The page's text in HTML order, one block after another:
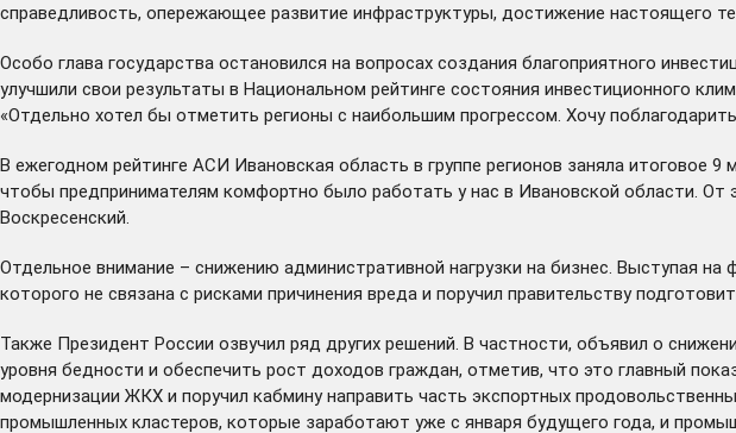
справедливость, опережающее развитие инфраструктуры, достижение настоящего
Особо глава государства остановился на вопросах создания благоприятного
улучшили свои результаты в Национальном рейтинге состояния инвестиционного
«Отдельно хотел бы отметить регионы с наибольшим прогрессом. Хочу
В ежегодном рейтинге АСИ Ивановская область в группе регионов заняла итоговое
чтобы предпринимателям комфортно было работать у нас в Ивановской области. От
Воскресенский.
Отдельное внимание – снижению административной нагрузки на бизнес. Выступая
которого не связана с рисками причинения вреда и поручил правительству
Также Президент России озвучил ряд других решений. В частности, объявил о
уровня бедности и обеспечить рост доходов граждан, отметив, что это главный
модернизации ЖКХ и поручил кабмину направить часть экспортных
промышленных кластеров, которые заработают уже с января будущего года, и